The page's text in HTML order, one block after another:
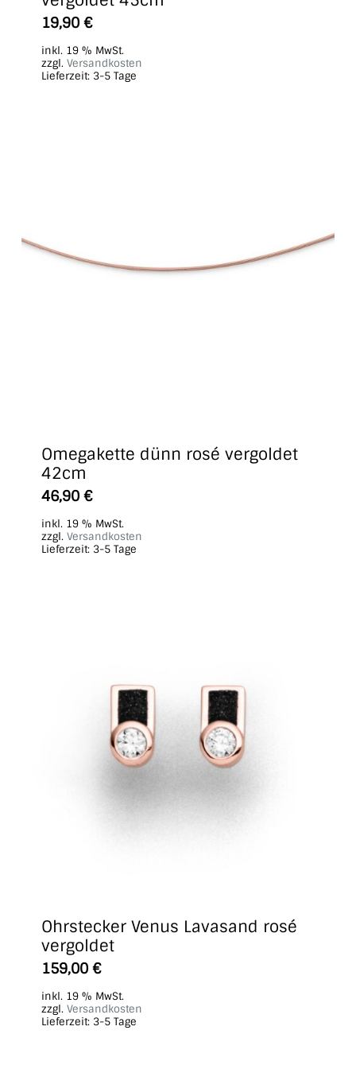
19,90 €
inkl. 19 % MwSt.
zzgl. Versandkosten
Lieferzeit: 3-5 Tage
Omegakette dünn rosé vergoldet
42cm
46,90 €
inkl. 19 % MwSt.
zzgl. Versandkosten
Lieferzeit: 3-5 Tage
Ohrstecker Venus Lavasand rosé
vergoldet
159,00 €
inkl. 19 % MwSt.
zzgl. Versandkosten
Lieferzeit: 3-5 Tage